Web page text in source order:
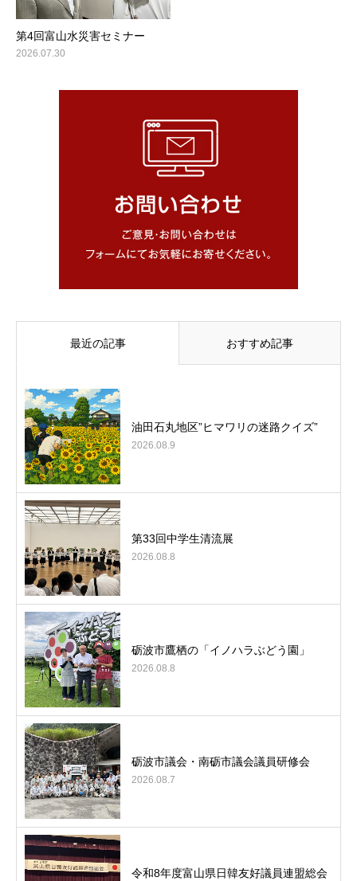
第4回富山水災害セミナー
2026.07.30
最近の記事 おすすめ記事
油田石丸地区”ヒマワリの迷路クイズ”
2026.08.9
第33回中学生清流展
2026.08.8
砺波市鷹栖の「イノハラぶどう園」
2026.08.8
砺波市議会・南砺市議会議員研修会
2026.08.7
令和8年度富山県日韓友好議員連盟総会